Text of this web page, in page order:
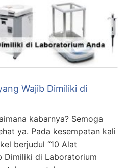
Wajib Dimiliki di
kabarnya? Semoga
ya. Pada kesempatan kali
berjudul “10 Alat
Dimiliki di Laboratorium